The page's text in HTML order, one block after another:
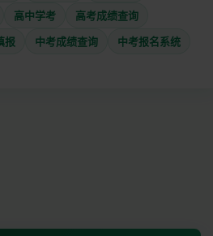
高中学考 高考成绩查询
报 中考成绩查询 中考报名系统